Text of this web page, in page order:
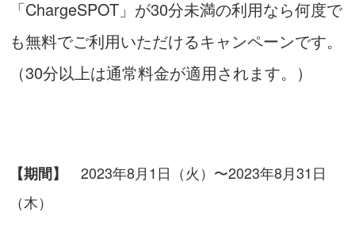
「ChargeSPOT」が30分未満の利用なら何度で
も無料でご利用いただけるキャンペーンです。
（30分以上は通常料金が適用されます。）
【期間】
2023年8月1日（火）〜2023年8月31日
（木）